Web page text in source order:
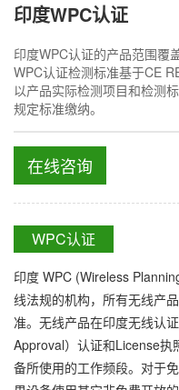
印度WPC认证
印度WPC认证的产品范围覆
WPC认证检测标准基于CE
以产品实际检测项目和检测
规定标准缴纳。
在线咨询
WPC认证
印度 WPC (Wireless
线法规的机构，所有无线产
准。无线产品在印度无线认
Approval）认证和License执
备所使用的工作频段。对于